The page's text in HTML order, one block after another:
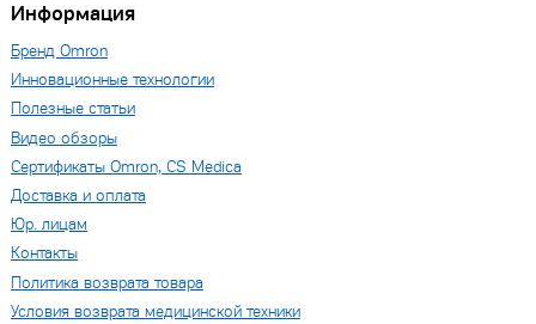
Информация
Бренд Omron
Инновационные технологии
Полезные статьи
Видео обзоры
Сертификаты Omron, CS Medica
Доставка и оплата
Юр. лицам
Контакты
Политика возврата товара
Условия возврата медицинской техники